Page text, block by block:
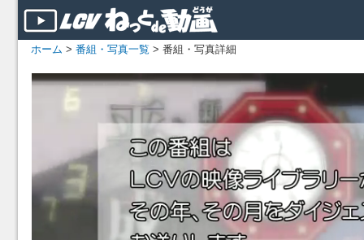
ホーム > 番組・写真一覧 > 番組・写真詳細